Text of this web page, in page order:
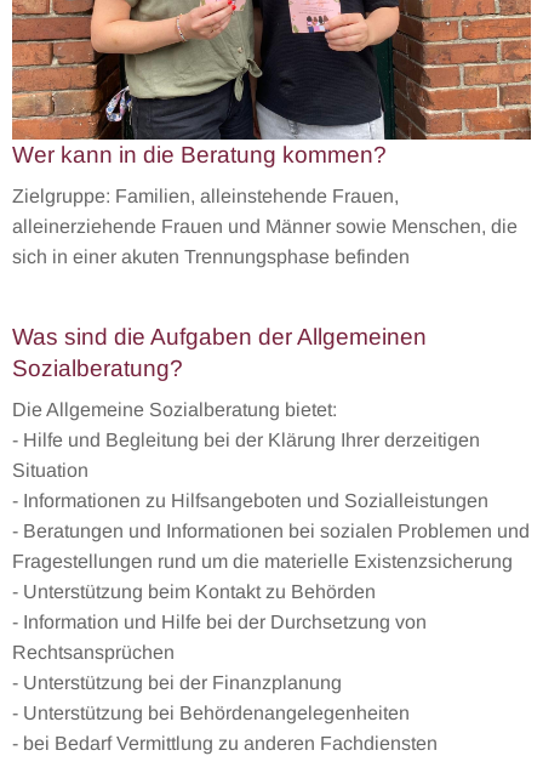
Wer kann in die Beratung kommen?
Zielgruppe: Familien, alleinstehende Frauen,
alleinerziehende Frauen und Männer sowie Menschen, die
sich in einer akuten Trennungsphase befinden
Was sind die Aufgaben der Allgemeinen
Sozialberatung?
Die Allgemeine Sozialberatung bietet:
- Hilfe und Begleitung bei der Klärung Ihrer derzeitigen
Situation
- Informationen zu Hilfsangeboten und Sozialleistungen
- Beratungen und Informationen bei sozialen Problemen und
Fragestellungen rund um die materielle Existenzsicherung
- Unterstützung beim Kontakt zu Behörden
- Information und Hilfe bei der Durchsetzung von
Rechtsansprüchen
- Unterstützung bei der Finanzplanung
- Unterstützung bei Behördenangelegenheiten
- bei Bedarf Vermittlung zu anderen Fachdiensten